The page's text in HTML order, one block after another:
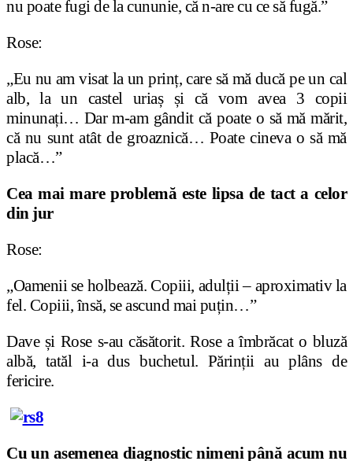
nu poate fugi de la cununie, că n-are cu ce să fugă.”
Rose:
„Eu nu am visat la un prinț, care să mă ducă pe un cal
alb, la un castel uriaș și că vom avea 3 copii
minunați… Dar m-am gândit că poate o să mă mărit,
că nu sunt atât de groaznică… Poate cineva o să mă
placă…”
Cea mai mare problemă este lipsa de tact a celor
din jur
Rose:
„Oamenii se holbează. Copiii, adulții – aproximativ la
fel. Copiii, însă, se ascund mai puțin…”
Dave și Rose s-au căsătorit. Rose a îmbrăcat o bluză
albă, tatăl i-a dus buchetul. Părinții au plâns de
fericire.
Cu un asemenea diagnostic nimeni până acum nu